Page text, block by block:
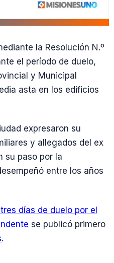
la Resolución N.º
el período de duelo,
y Municipal
asta en los edificios
expresaron su
y allegados del ex
su paso por la
entre los años
días de duelo por el
se publicó primero
.